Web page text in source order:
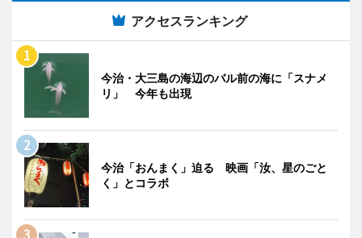
アクセスランキング
今治・大三島の海辺のバル前の海に「スナメ
リ」 今年も出現
今治「おんまく」迫る 映画「汝、星のごと
く」とコラボ